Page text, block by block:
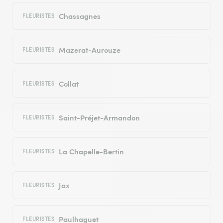
FLEURISTES Chassagnes
FLEURISTES Mazerat-Aurouze
FLEURISTES Collat
FLEURISTES Saint-Préjet-Armandon
FLEURISTES La Chapelle-Bertin
FLEURISTES Jax
FLEURISTES Paulhaguet